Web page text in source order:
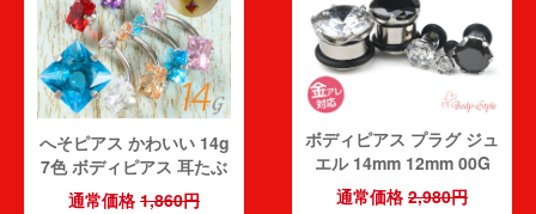
へそピアス かわいい 14g
7色 ボディピアス 耳たぶ
ピアス 立爪 かわいい ヘ
通常価格 1,860円
ボディピアス プラグ ジュ
エル 14mm 12mm 00G
0G 2G 4G 6G 8G 10G
通常価格 2,980円
レビュー点数:
購入者
40代
(件)
梱包も丁寧でお店の方の心がこもっていていつも満足です
購入者さん
投稿日：2026-07-
とても可愛い商品をありがとうございます。気に入ったらリピしま